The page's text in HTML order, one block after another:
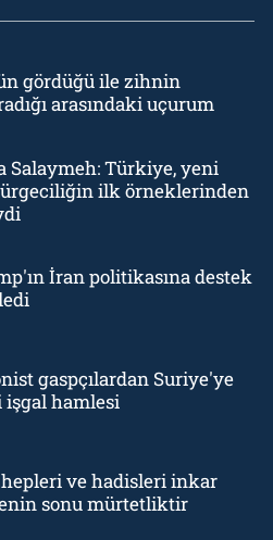
gördüğü ile zihnin
arasındaki uçurum
Salaymeh: Türkiye, yeni
ilk örneklerinden
İran politikasına destek
gaspçılardan Suriye'ye
işgal hamlesi
ve hadisleri inkar
sonu mürtetliktir